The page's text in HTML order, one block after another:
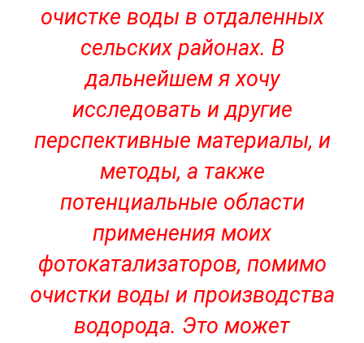
очистке воды в отдаленных
сельских районах. В
дальнейшем я хочу
исследовать и другие
перспективные материалы, и
методы, а также
потенциальные области
применения моих
фотокатализаторов, помимо
очистки воды и производства
водорода. Это может